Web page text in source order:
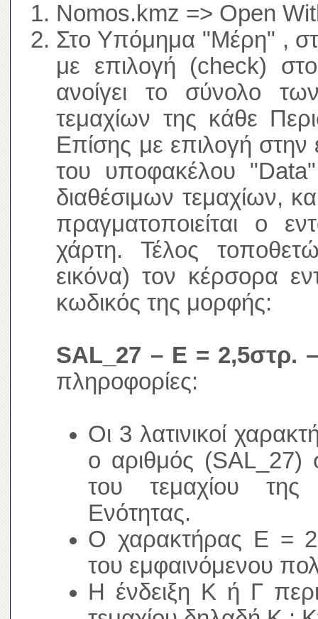
Nomos.kmz => Open
Στο Υπόμημα "Μέρη" ,
με επιλογή (check)
ανοίγει το σύνολο
τεμαχίων της κάθε
Επίσης με επιλογή στην
του υποφακέλου
διαθέσιμων τεμαχίων,
πραγματοποιείται ο
χάρτη. Τέλος
εικόνα) τον κέρσορα
κωδικός της μορφής:
SAL_27 – E = 2,5στρ.
πληροφορίες:
Οι 3 λατινικοί
ο αριθμός (SAL_27)
του τεμαχίου της
Ενότητας.
Ο χαρακτήρας Ε =
του εμφαινόμενου
Η ένδειξη Κ ή Γ